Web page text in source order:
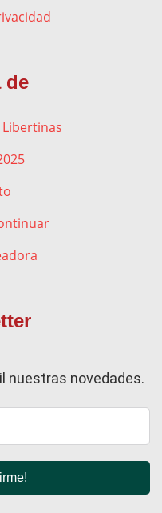
de
nuestras novedades.